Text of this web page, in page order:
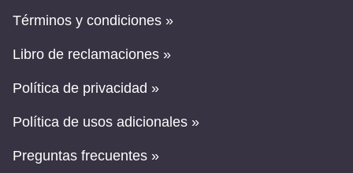
Términos y condiciones »
Libro de reclamaciones »
Política de privacidad »
Política de usos adicionales »
Preguntas frecuentes »